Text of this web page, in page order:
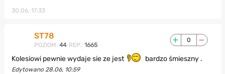
30.06, 17:33
ST78
POZIOM: 44 REP.: 1665
0
Kolesiowi pewnie wydaje sie ze jest bardzo śmieszny .
Edytowano 28.06, 10:59